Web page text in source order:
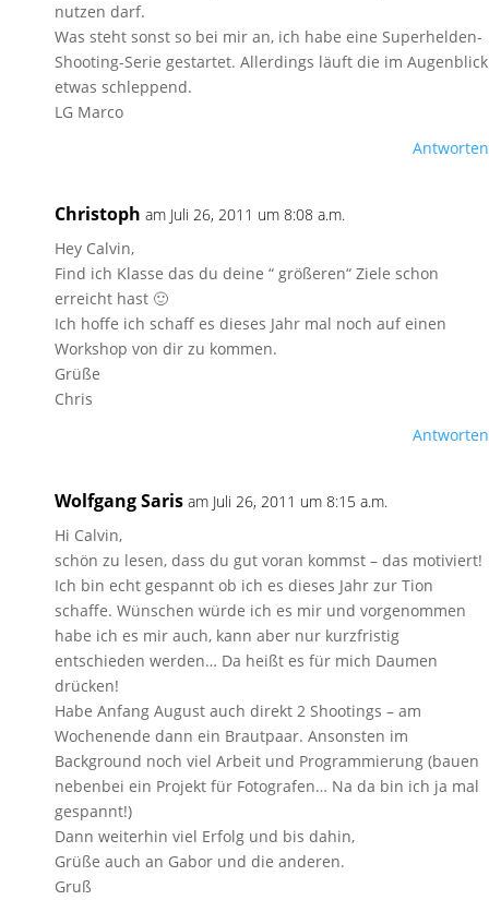
nutzen darf.
Was steht sonst so bei mir an, ich habe eine Superhelden-
Shooting-Serie gestartet. Allerdings läuft die im Augenblick
etwas schleppend.
LG Marco
Antworten
Christoph am Juli 26, 2011 um 8:08 a.m.
Hey Calvin,
Find ich Klasse das du deine “ größeren“ Ziele schon
erreicht hast 🙂
Ich hoffe ich schaff es dieses Jahr mal noch auf einen
Workshop von dir zu kommen.
Grüße
Chris
Antworten
Wolfgang Saris am Juli 26, 2011 um 8:15 a.m.
Hi Calvin,
schön zu lesen, dass du gut voran kommst – das motiviert!
Ich bin echt gespannt ob ich es dieses Jahr zur Tion
schaffe. Wünschen würde ich es mir und vorgenommen
habe ich es mir auch, kann aber nur kurzfristig
entschieden werden… Da heißt es für mich Daumen
drücken!
Habe Anfang August auch direkt 2 Shootings – am
Wochenende dann ein Brautpaar. Ansonsten im
Background noch viel Arbeit und Programmierung (bauen
nebenbei ein Projekt für Fotografen… Na da bin ich ja mal
gespannt!)
Dann weiterhin viel Erfolg und bis dahin,
Grüße auch an Gabor und die anderen.
Gruß